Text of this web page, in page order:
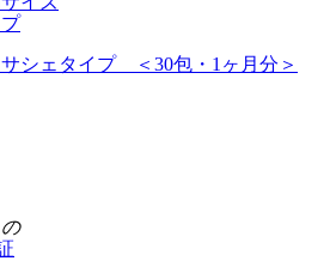
シェタイプ ＜30包・1ヶ月分＞